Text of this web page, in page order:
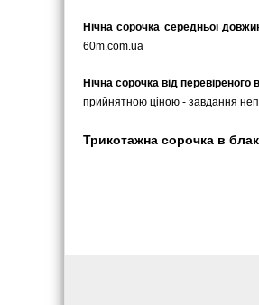
Нічна сорочка середньої
60m.com.ua
Нічна сорочка від перевіреного
прийнятною ціною - завдання
Трикотажна сорочка в